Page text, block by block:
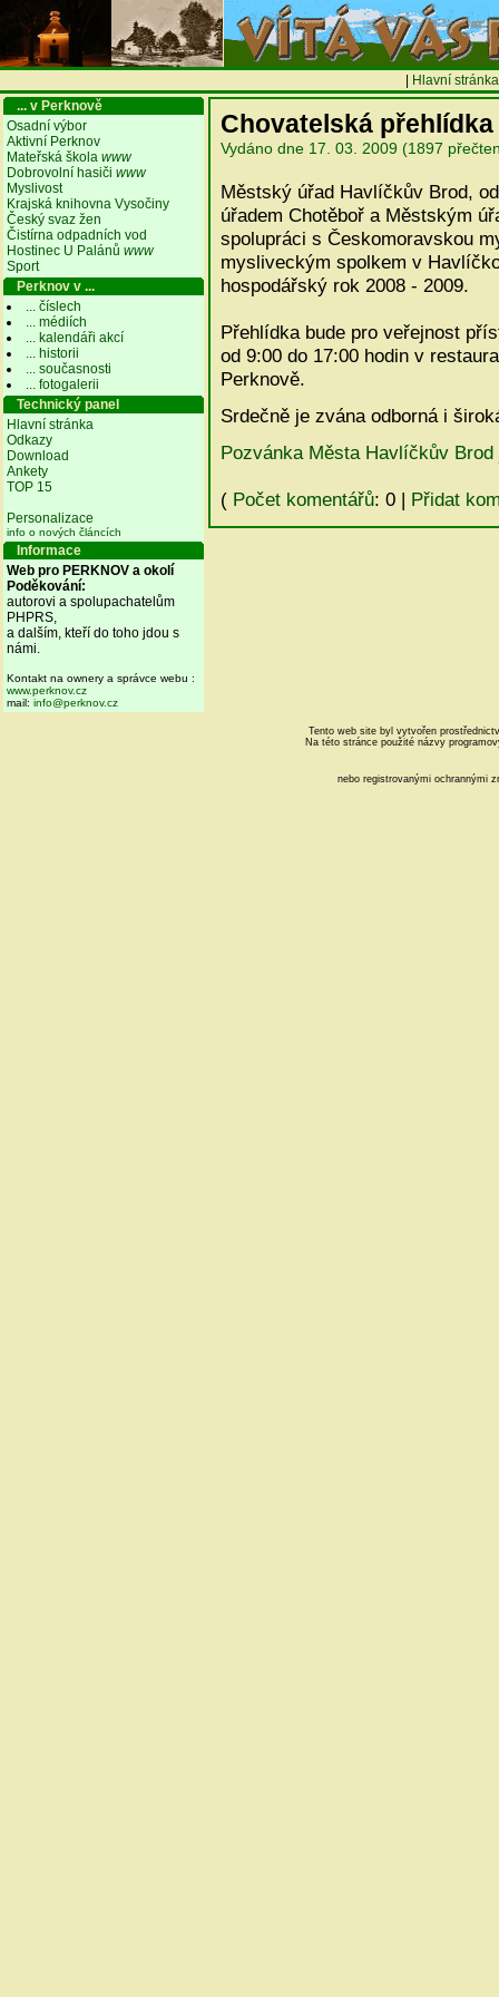
Hlavní stránka
... v Perknově
Osadní výbor
Aktivní Perknov
Mateřská škola www
Dobrovolní hasiči www
Myslivost
Krajská knihovna Vysočiny
Český svaz žen
Čistírna odpadních vod
Hostinec U Palánů www
Sport
Perknov v ...
... číslech
... médiích
... kalendáři akcí
... historii
... současnosti
... fotogalerii
Technický panel
Hlavní stránka
Odkazy
Download
Ankety
TOP 15
Personalizace
info o nových článcích
Informace
Web pro PERKNOV a okolí
Poděkování:
autorovi a spolupachatelům
PHPRS,
a dalším, kteří do toho jdou s
námi.
Kontakt na ownery a správce webu :
www.perknov.cz
mail: info@perknov.cz
Chovatelská
Vydáno dne 17. 03. 2009 (1897
Městský úřad Havlíčkův Brod,
úřadem Chotěboř a Městským
spolupráci s Českomoravskou
mysliveckým spolkem v
hospodářský rok 2008 - 2009.
Přehlídka bude pro veřejnost
od 9:00 do 17:00 hodin v
Perknově.
Srdečně je zvána odborná i
Pozvánka Města Havlíčkův Brod
( Počet komentářů: 0 | Přidat
Tento web site byl vytvořen
Na této stránce použité názvy
nebo registrovanými ochrannými